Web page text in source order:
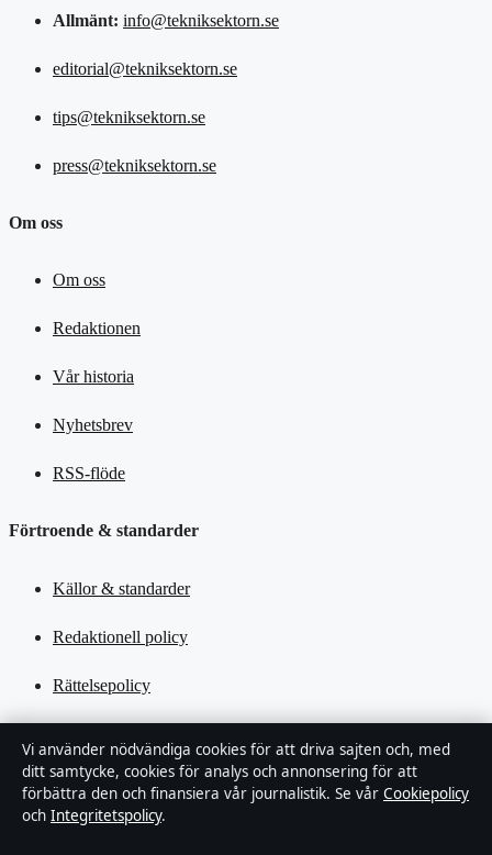
Allmänt: info@tekniksektorn.se
editorial@tekniksektorn.se
tips@tekniksektorn.se
press@tekniksektorn.se
Om oss
Om oss
Redaktionen
Vår historia
Nyhetsbrev
RSS-flöde
Förtroende & standarder
Källor & standarder
Redaktionell policy
Rättelsepolicy
Kändisar & integritet
Integritetspolicy
Vi använder nödvändiga cookies för att driva sajten och, med
ditt samtycke, cookies för analys och annonsering för att
förbättra den och finansiera vår journalistik. Se vår Cookiepolicy
och Integritetspolicy.